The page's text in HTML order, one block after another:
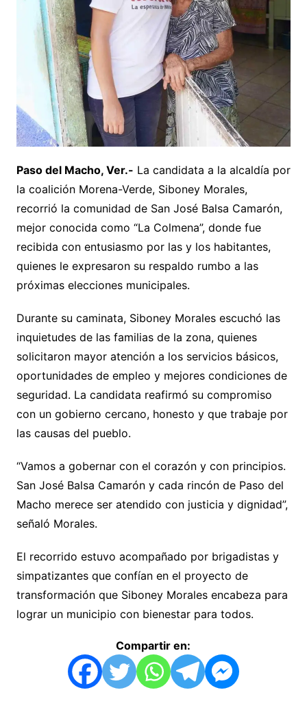
Paso del Macho, Ver.- La candidata a la alcaldía por
la coalición Morena-Verde, Siboney Morales,
recorrió la comunidad de San José Balsa Camarón,
mejor conocida como “La Colmena”, donde fue
recibida con entusiasmo por las y los habitantes,
quienes le expresaron su respaldo rumbo a las
próximas elecciones municipales.
Durante su caminata, Siboney Morales escuchó las
inquietudes de las familias de la zona, quienes
solicitaron mayor atención a los servicios básicos,
oportunidades de empleo y mejores condiciones de
seguridad. La candidata reafirmó su compromiso
con un gobierno cercano, honesto y que trabaje por
las causas del pueblo.
“Vamos a gobernar con el corazón y con principios.
San José Balsa Camarón y cada rincón de Paso del
Macho merece ser atendido con justicia y dignidad”,
señaló Morales.
El recorrido estuvo acompañado por brigadistas y
simpatizantes que confían en el proyecto de
transformación que Siboney Morales encabeza para
lograr un municipio con bienestar para todos.
Compartir en: